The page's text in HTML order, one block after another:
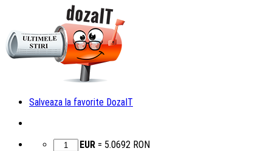
Salveaza la favorite DozaIT
EUR = 5.0692 RON